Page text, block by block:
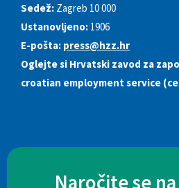
Sedež: Zagreb 10 000
Ustanovljeno: 1906
E-pošta: press@hzz.hr
Oglejte si Hrvatski zavod za
croatian employment service
Naročite se